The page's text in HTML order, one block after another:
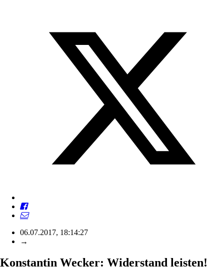
06.07.2017, 18:14:27
→
Konstantin Wecker: Widerstand leisten!